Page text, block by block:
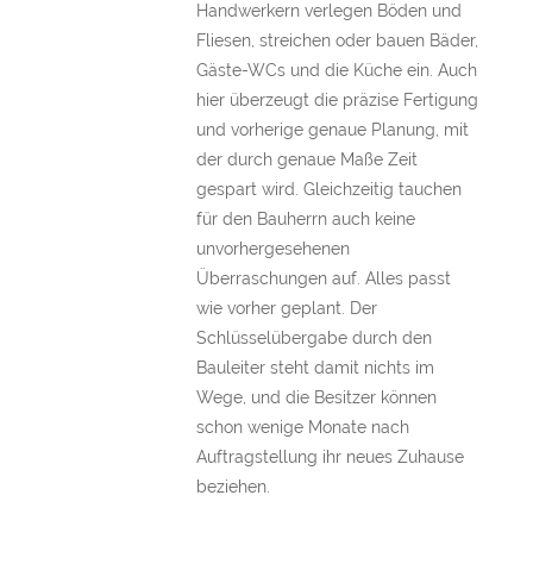
Handwerkern verlegen Böden und
Fliesen, streichen oder bauen Bäder,
Gäste-WCs und die Küche ein. Auch
hier überzeugt die präzise Fertigung
und vorherige genaue Planung, mit
der durch genaue Maße Zeit
gespart wird. Gleichzeitig tauchen
für den Bauherrn auch keine
unvorhergesehenen
Überraschungen auf. Alles passt
wie vorher geplant. Der
Schlüsselübergabe durch den
Bauleiter steht damit nichts im
Wege, und die Besitzer können
schon wenige Monate nach
Auftragstellung ihr neues Zuhause
beziehen.